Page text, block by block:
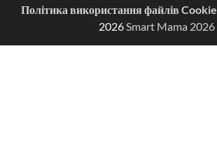
Політика використання файлів Cookie
2026 Smart Mama 2026